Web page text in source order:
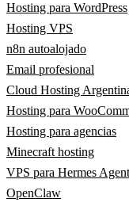
Hosting para WordPress
Hosting VPS
n8n autoalojado
Email profesional
Cloud Hosting
Hosting para
Hosting para agencias
Minecraft hosting
VPS para Hermes Agent
OpenClaw